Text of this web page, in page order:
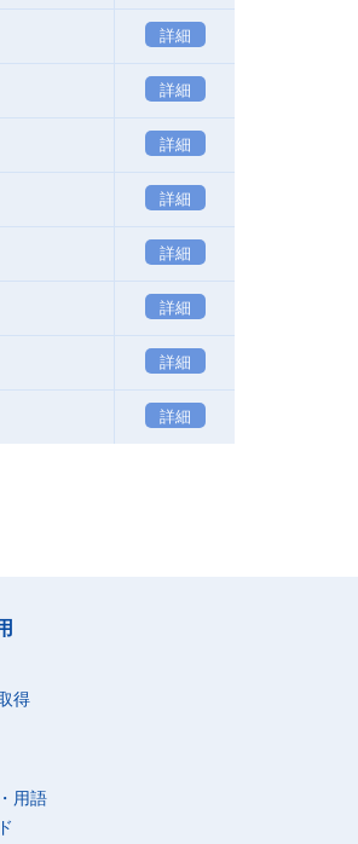
詳細
詳細
詳細
詳細
詳細
詳細
詳細
詳細
得
用語